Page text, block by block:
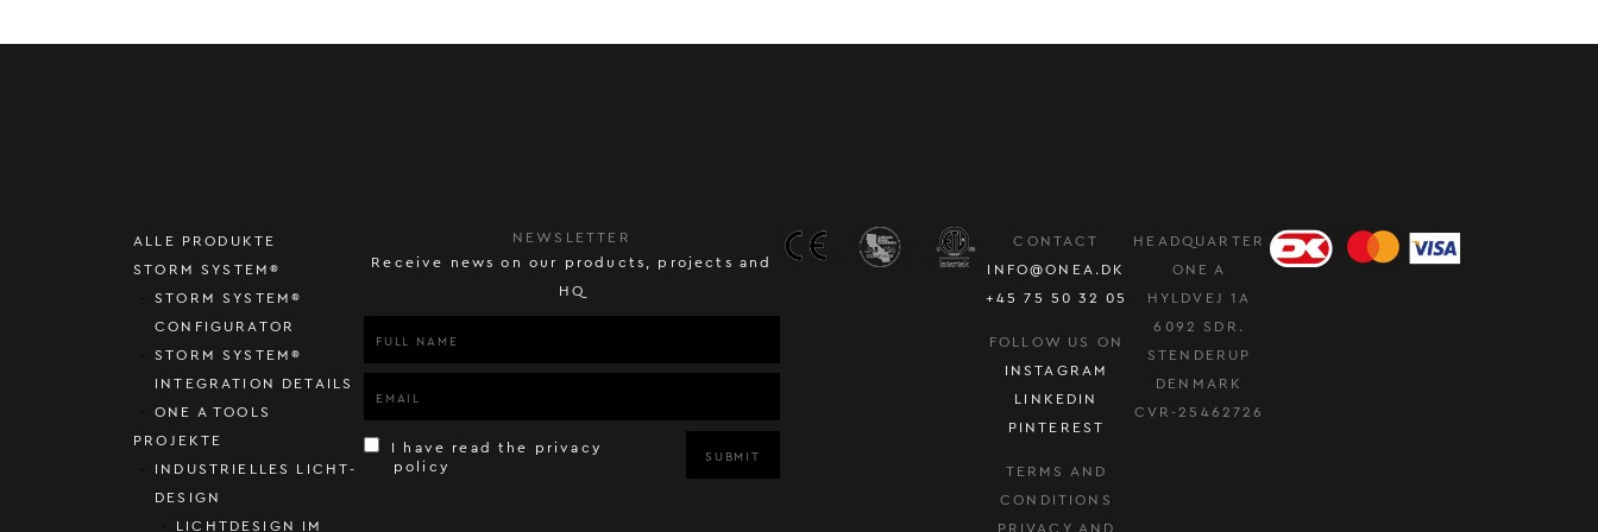
ALLE PRODUKTE
STORM SYSTEM®
STORM SYSTEM®
CONFIGURATOR
STORM SYSTEM®
INTEGRATION DETAILS
ONE A TOOLS
PROJEKTE
INDUSTRIELLES LICHT-
DESIGN
LICHTDESIGN IM
NEWSLETTER
Receive news on our products, projects and
HQ
I have read the privacy
policy
SUBMIT
CONTACT
INFO@ONEA.DK
+45 75 50 32 05
FOLLOW US ON
INSTAGRAM
LINKEDIN
PINTEREST
TERMS AND
CONDITIONS
PRIVACY AND
HEADQUARTER
ONE A
HYLDVEJ 1A
6092 SDR.
STENDERUP
DENMARK
CVR-25462726